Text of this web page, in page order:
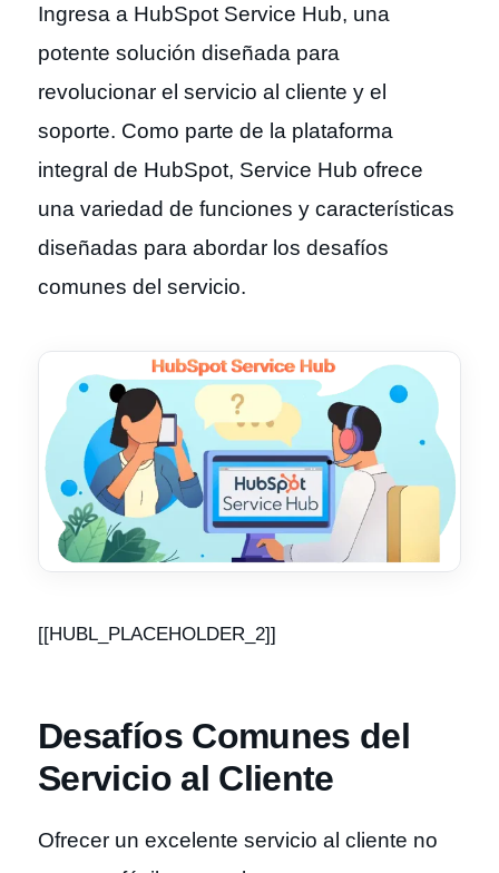
Ingresa a HubSpot Service Hub, una
potente solución diseñada para
revolucionar el servicio al cliente y el
soporte. Como parte de la plataforma
integral de HubSpot, Service Hub ofrece
una variedad de funciones y características
diseñadas para abordar los desafíos
comunes del servicio.
[[HUBL_PLACEHOLDER_2]]
Desafíos Comunes del
Servicio al Cliente
Ofrecer un excelente servicio al cliente no